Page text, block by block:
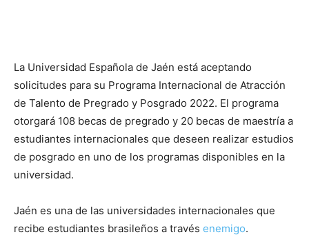
La Universidad Española de Jaén está aceptando
solicitudes para su Programa Internacional de Atracción
de Talento de Pregrado y Posgrado 2022. El programa
otorgará 108 becas de pregrado y 20 becas de maestría a
estudiantes internacionales que deseen realizar estudios
de posgrado en uno de los programas disponibles en la
universidad.
Jaén es una de las universidades internacionales que
recibe estudiantes brasileños a través enemigo.